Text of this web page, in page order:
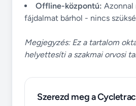
Offline-központú:
fájdalmat bárhol - nincs
Megjegyzés: Ez a tartalom
helyettesíti a szakmai orvosi
Szerezd meg a